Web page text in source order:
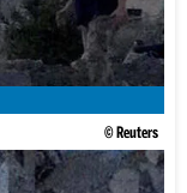
© Reuters